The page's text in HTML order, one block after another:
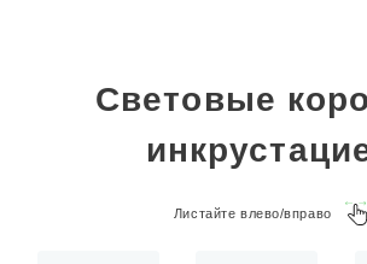
АКЦИИ
О КОМПАНИИ
Световые
Листайте влево/вправо